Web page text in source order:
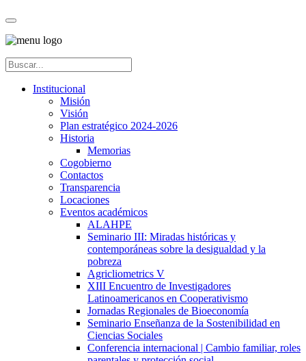
Institucional
Misión
Visión
Plan estratégico 2024-2026
Historia
Memorias
Cogobierno
Contactos
Transparencia
Locaciones
Eventos académicos
ALAHPE
Seminario III: Miradas históricas y
contemporáneas sobre la desigualdad y la
pobreza
Agricliometrics V
XIII Encuentro de Investigadores
Latinoamericanos en Cooperativismo
Jornadas Regionales de Bioeconomía
Seminario Enseñanza de la Sostenibilidad en
Ciencias Sociales
Conferencia internacional | Cambio familiar, roles